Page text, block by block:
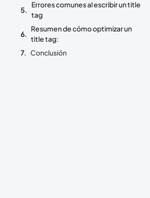
Errores comunes al escribir un title
tag
Resumen de cómo optimizar un
title tag:
Conclusión